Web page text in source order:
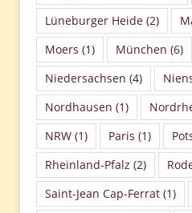
Lüneburger Heide (2)
Moers (1) München (6)
Niedersachsen (4)
Nordhausen (1)
NRW (1) Paris (1)
Rheinland-Pfalz (2)
Saint-Jean Cap-Ferrat (1)